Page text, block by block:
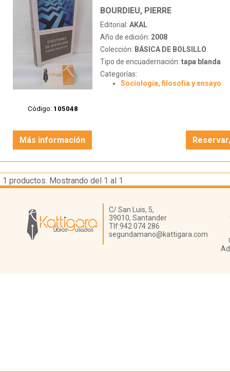
Código: 105048
BOURDIEU, PIERRE
Editorial: AKAL
Año de edición: 2008
Colección: BÁSICA DE BOLSILLO
Tipo de encuadernación: tapa blanda
Categorías:
Sociología, filosofía y ensayo
Más información
1 productos. Mostrando del 1 al 1
Librería Kattigara
C/ San Luis, 5,
39010, Santander
Tlf:942 074 286
segundamano@kattigara.com